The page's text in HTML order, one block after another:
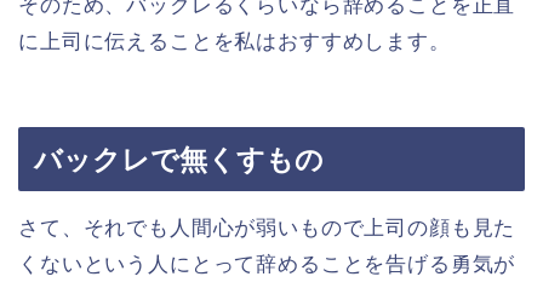
そのため、バックレるくらいなら辞めることを正直
に上司に伝えることを私はおすすめします。
バックレで無くすもの
さて、それでも人間心が弱いもので上司の顔も見た
くないという人にとって辞めることを告げる勇気が